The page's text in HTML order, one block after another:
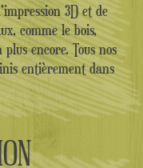
3D et de
comme le bois,
encore. Tous nos
entièrement dans